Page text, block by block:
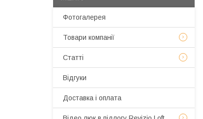
Фотогалерея
Товари компанії
Статті
Відгуки
Доставка і оплата